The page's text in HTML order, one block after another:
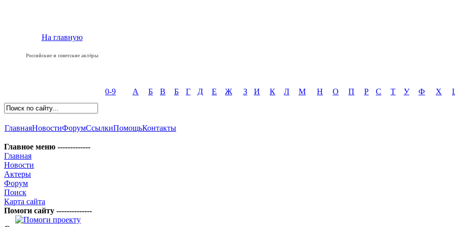
На главную
Российские и советские актёры
0-9 А Б В Б Г Д Е Ж З И К Л М Н О П Р С Т У Ф Х
ГлавнаяНовостиФорумСсылкиПомощьКонтакты
Главное меню -------------
Главная
Новости
Актеры
Форум
Поиск
Карта сайта
Помоги сайту --------------